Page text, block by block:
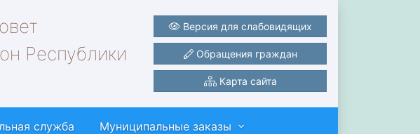
Республики
Версия для слабовидящих
Обращения граждан
Карта сайта
служба Муниципальные заказы